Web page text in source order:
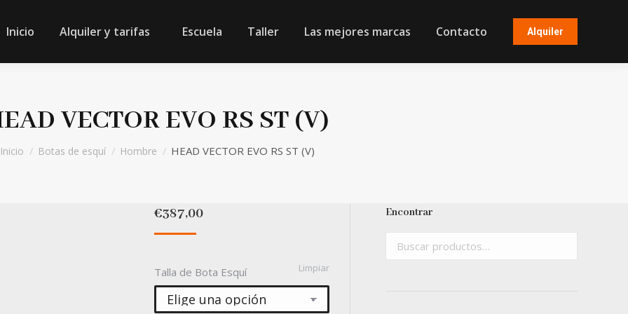
Inicio Alquiler y tarifas Escuela Taller Las mejores marcas Contacto Alquiler
VECTOR EVO RS ST (V)
Inicio Botas de esquí Hombre HEAD VECTOR EVO RS ST (V)
€387,00
Talla de Bota Esquí Limpiar
Encontrar